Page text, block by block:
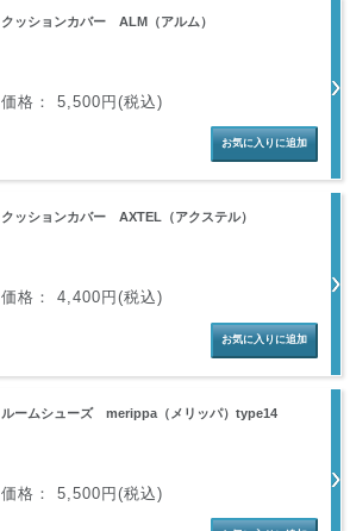
クッションカバー ALM（アルム）
価格： 5,500円(税込)
クッションカバー AXTEL（アクステル）
価格： 4,400円(税込)
ルームシューズ merippa（メリッパ）type14
価格： 5,500円(税込)